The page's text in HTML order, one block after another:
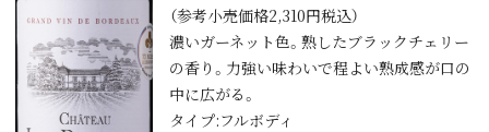
（参考小売価格2,310円税込）
濃いガーネット色。熟したブラックチェリー
の香り。力強い味わいで程よい熟成感が口の
中に広がる。
タイプ:フルボディ